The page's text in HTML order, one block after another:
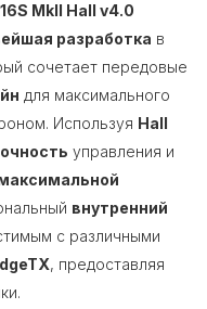
MkII Hall v4.0
разработка в
сочетает передовые
для максимального
Используя Hall
управления и
внутренний
с различными
, предоставляя